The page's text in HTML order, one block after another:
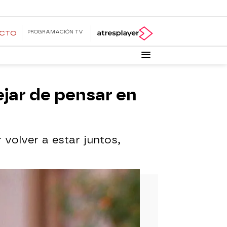
PROGRAMACIÓN TV
de pensar en
volver a estar juntos,